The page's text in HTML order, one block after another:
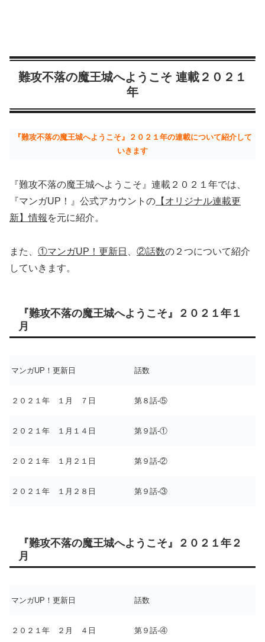
難攻不落の魔王城へようこそ 連載２０２１
年
『難攻不落の魔王城へようこそ』２０２１年の連載について紹介して
いきます
『難攻不落の魔王城へようこそ』連載２０２１年では、
『マンガUP！』公式アカウントの 【オリジナル連載更
新】情報 を元に紹介。
また、 ①マンガUP！更新日 ②話数の２つについて紹介
していきます。
『難攻不落の魔王城へようこそ』２０２１年１
月
マンガUP！更新日 話数
２０２１年 １月 ７日 第８話-⑤
２０２１年 １月１４日 第９話-①
２０２１年 １月２１日 第９話-②
２０２１年 １月２８日 第９話-③
『難攻不落の魔王城へようこそ』２０２１年２
月
マンガUP！更新日 話数
２０２１年 ２月 ４日 第９話-④